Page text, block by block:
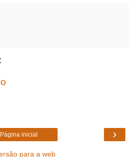
›
Página inicial
para a web